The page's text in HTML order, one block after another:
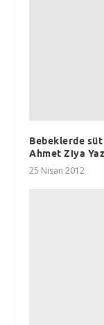
Bebeklerde süt
Ahmet Ziya
25 Nisan 2012